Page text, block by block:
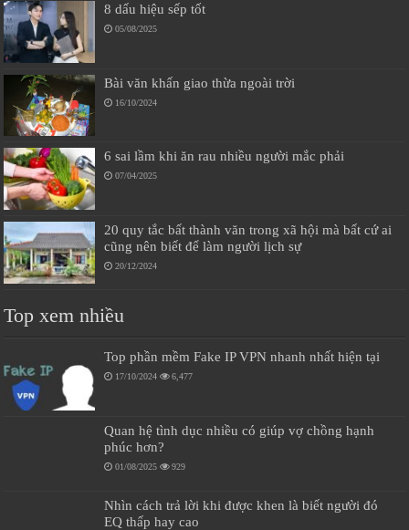
8 dấu hiệu sếp tốt
05/08/2025
Bài văn khấn giao thừa ngoài trời
16/10/2024
6 sai lầm khi ăn rau nhiều người mắc phải
07/04/2025
20 quy tắc bất thành văn trong xã hội mà bất cứ ai
cũng nên biết để làm người lịch sự
20/12/2024
Top xem nhiều
Top phần mềm Fake IP VPN nhanh nhất hiện tại
17/10/2024 6,477
Quan hệ tình dục nhiều có giúp vợ chồng hạnh
phúc hơn?
01/08/2025 929
Nhìn cách trả lời khi được khen là biết người đó
EQ thấp hay cao